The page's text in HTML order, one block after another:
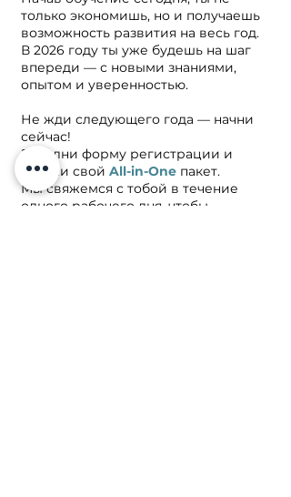
только экономишь, но и получаешь
возможность развития на весь год.
В 2026 году ты уже будешь на шаг
впереди — с новыми знаниями,
опытом и уверенностью.
Не жди следующего года — начни
сейчас!
Заполни форму регистрации и
получи свой All-in-One пакет.
Мы свяжемся с тобой в течение
одного рабочего дня, чтобы